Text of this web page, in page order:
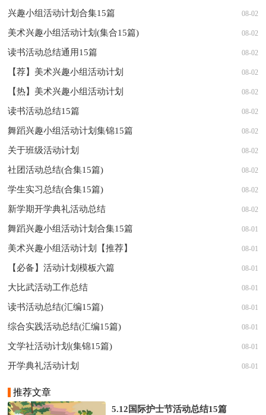
兴趣小组活动计划合集15篇 08-02
美术兴趣小组活动计划(集合15篇) 08-02
读书活动总结通用15篇 08-02
【荐】美术兴趣小组活动计划 08-02
【热】美术兴趣小组活动计划 08-02
读书活动总结15篇 08-02
舞蹈兴趣小组活动计划集锦15篇 08-02
关于班级活动计划 08-02
社团活动总结(合集15篇) 08-02
学生实习总结(合集15篇) 08-02
新学期开学典礼活动总结 08-02
舞蹈兴趣小组活动计划合集15篇 08-01
美术兴趣小组活动计划【推荐】 08-01
【必备】活动计划模板六篇 08-01
大比武活动工作总结 08-01
读书活动总结(汇编15篇) 08-01
综合实践活动总结(汇编15篇) 08-01
文学社活动计划(集锦15篇) 08-01
开学典礼活动计划 08-01
推荐文章
5.12国际护士节活动总结15篇